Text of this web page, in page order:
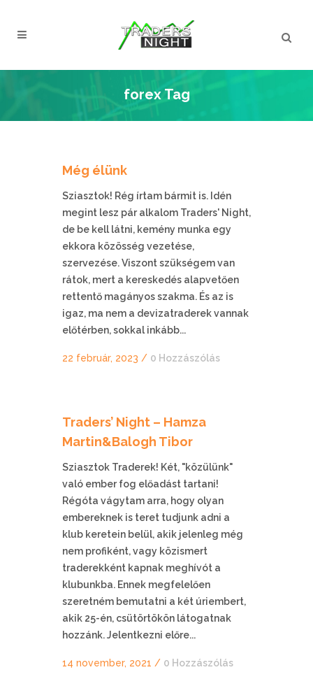
forex Tag
Még élünk
Sziasztok! Rég írtam bármit is. Idén
megint lesz pár alkalom Traders' Night,
de be kell látni, kemény munka egy
ekkora közösség vezetése,
szervezése. Viszont szükségem van
rátok, mert a kereskedés alapvetően
rettentő magányos szakma. És az is
igaz, ma nem a devizatraderek vannak
előtérben, sokkal inkább...
22 február, 2023 / 0 Hozzászólás
Traders’ Night – Hamza
Martin&Balogh Tibor
Sziasztok Traderek! Két, "közülünk"
való ember fog előadást tartani!
Régóta vágytam arra, hogy olyan
embereknek is teret tudjunk adni a
klub keretein belül, akik jelenleg még
nem profiként, vagy közismert
traderekként kapnak meghívót a
klubunkba. Ennek megfelelően
szeretném bemutatni a két úriembert,
akik 25-én, csütörtökön látogatnak
hozzánk. Jelentkezni előre...
14 november, 2021 / 0 Hozzászólás